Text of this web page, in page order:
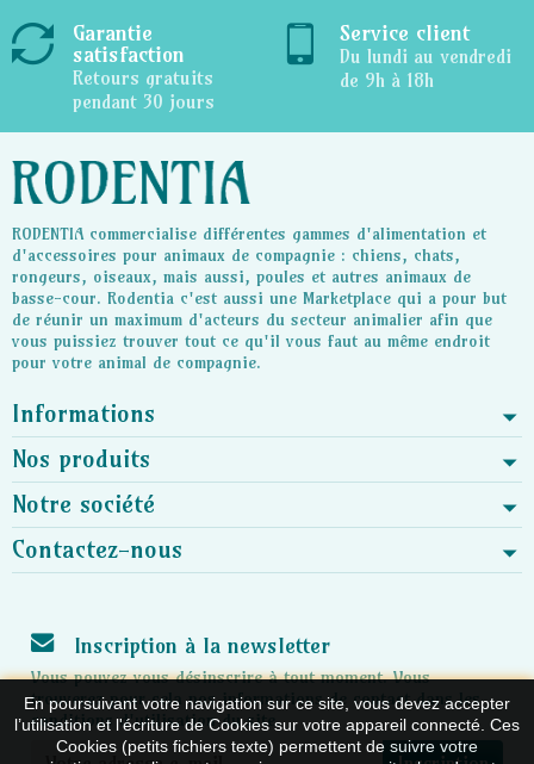
Garantie
satisfaction
Retours gratuits
pendant 30 jours
Service client
Du lundi au vendredi
de 9h à 18h
RODENTIA commercialise différentes gammes d'alimentation et
d'accessoires pour animaux de compagnie : chiens, chats,
rongeurs, oiseaux, mais aussi, poules et autres animaux de
basse-cour. Rodentia c'est aussi une Marketplace qui a pour but
de réunir un maximum d'acteurs du secteur animalier afin que
vous puissiez trouver tout ce qu'il vous faut au même endroit
pour votre animal de compagnie.
Informations
Nos produits
Notre société
Contactez-nous
En poursuivant votre navigation sur ce site, vous devez accepter
l’utilisation et l'écriture de Cookies sur votre appareil connecté. Ces
Cookies (petits fichiers texte) permettent de suivre votre
Inscription à la newsletter
Vous pouvez vous désinscrire à tout moment. Vous
trouverez pour cela nos informations de contact dans les
conditions d'utilisation du site.